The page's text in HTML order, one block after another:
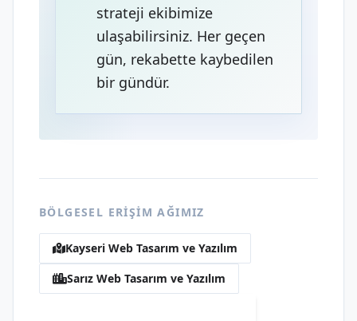
strateji ekibimize
ulaşabilirsiniz. Her geçen
gün, rekabette kaybedilen
bir gündür.
BÖLGESEL ERIŞIM AĞIMIZ
Kayseri Web Tasarım ve Yazılım
Sarız Web Tasarım ve Yazılım